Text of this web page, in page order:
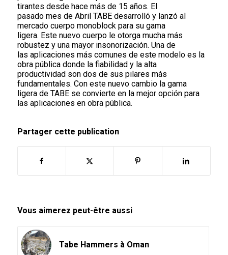
tirantes desde hace más de 15 años. El
pasado mes de Abril TABE desarrolló y lanzó al
mercado cuerpo monoblock para su gama
ligera. Este nuevo cuerpo le otorga mucha más
robustez y una mayor insonorización. Una de
las aplicaciones más comunes de este modelo es la
obra pública donde la fiabilidad y la alta
productividad son dos de sus pilares más
fundamentales. Con este nuevo cambio la gama
ligera de TABE se convierte en la mejor opción para
las aplicaciones en obra pública.
Partager cette publication
Vous aimerez peut-être aussi
Tabe Hammers à Oman